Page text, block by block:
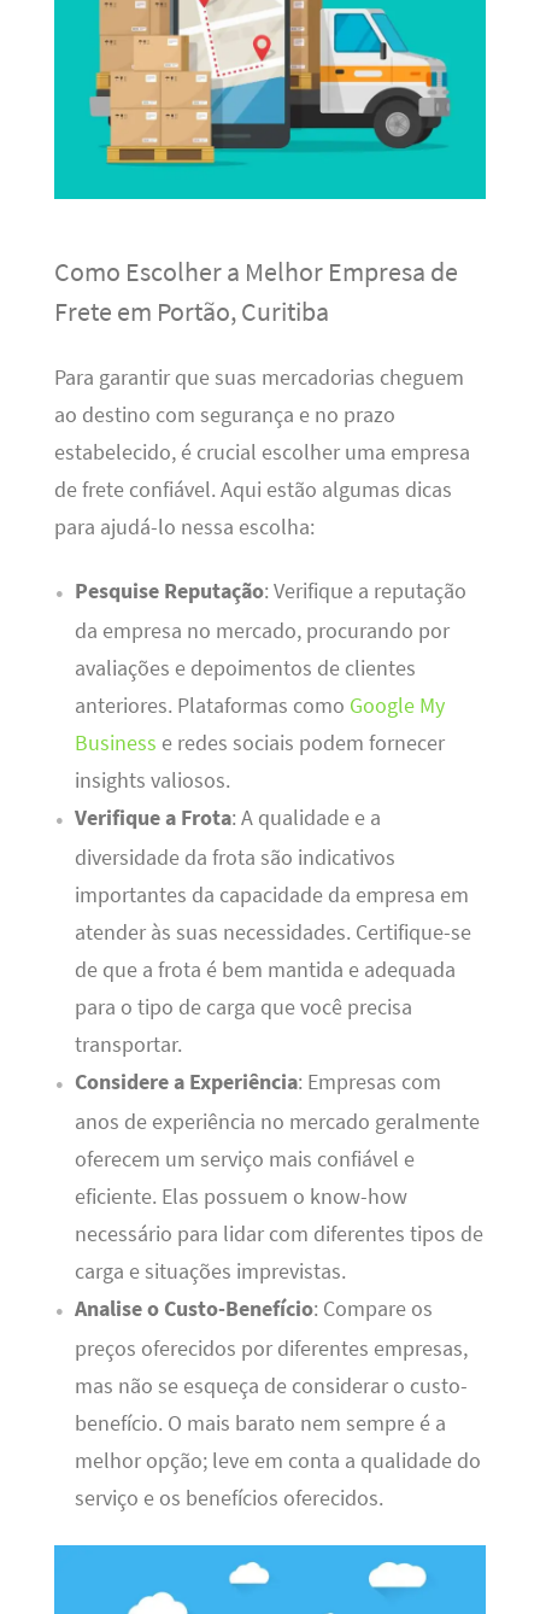
Como Escolher a Melhor Empresa de
Frete em Portão, Curitiba
Para garantir que suas mercadorias cheguem
ao destino com segurança e no prazo
estabelecido, é crucial escolher uma empresa
de frete confiável. Aqui estão algumas dicas
para ajudá-lo nessa escolha:
Pesquise Reputação: Verifique a reputação
da empresa no mercado, procurando por
avaliações e depoimentos de clientes
anteriores. Plataformas como Google My
Business e redes sociais podem fornecer
insights valiosos.
Verifique a Frota: A qualidade e a
diversidade da frota são indicativos
importantes da capacidade da empresa em
atender às suas necessidades. Certifique-se
de que a frota é bem mantida e adequada
para o tipo de carga que você precisa
transportar.
Considere a Experiência: Empresas com
anos de experiência no mercado geralmente
oferecem um serviço mais confiável e
eficiente. Elas possuem o know-how
necessário para lidar com diferentes tipos de
carga e situações imprevistas.
Analise o Custo-Benefício: Compare os
preços oferecidos por diferentes empresas,
mas não se esqueça de considerar o custo-
benefício. O mais barato nem sempre é a
melhor opção; leve em conta a qualidade do
serviço e os benefícios oferecidos.